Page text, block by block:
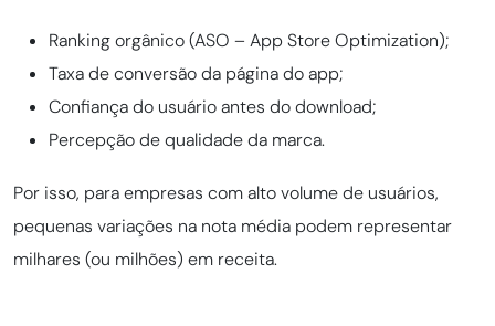
Ranking orgânico (ASO – App Store Optimization);
Taxa de conversão da página do app;
Confiança do usuário antes do download;
Percepção de qualidade da marca.
Por isso, para empresas com alto volume de usuários,
pequenas variações na nota média podem representar
milhares (ou milhões) em receita.